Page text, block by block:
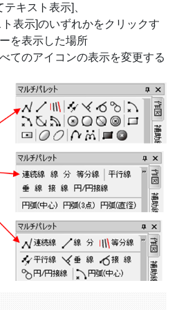
キスト表示]、
表示]のいずれかをクリックす
を表示した場所
てのアイコンの表示を変更する